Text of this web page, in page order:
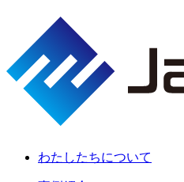
わたしたちについて